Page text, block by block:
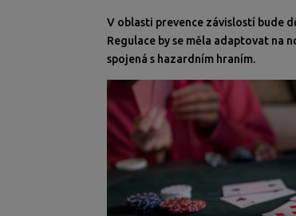
V oblasti prevence závislostí bude
Regulace by se měla adaptovat na
spojená s hazardním hraním.